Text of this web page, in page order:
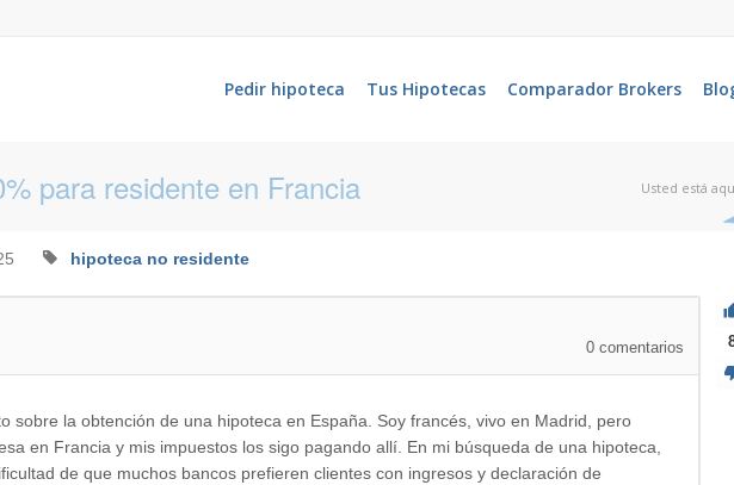
Pedir hipoteca Tus Hipotecas Comparador Brokers
para residente en Francia Usted está
hipoteca no residente
0 comentarios
sobre la obtención de una hipoteca en España. Soy francés, vivo en Madrid, pero
en Francia y mis impuestos los sigo pagando allí. En mi búsqueda de una hipoteca,
de que muchos bancos prefieren clientes con ingresos y declaración de